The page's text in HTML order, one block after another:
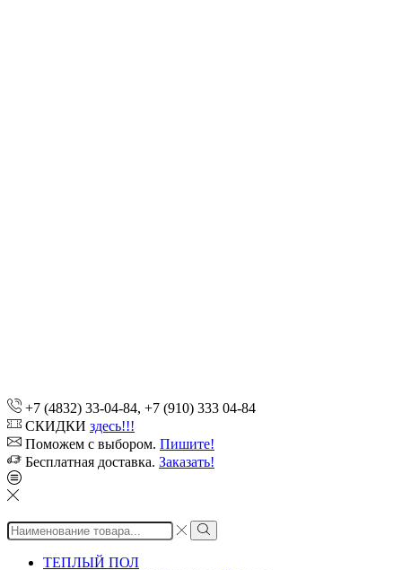
+7 (4832) 33-04-84, +7 (910) 333 04-84
СКИДКИ здесь!!!
Поможем с выбором. Пишите!
Бесплатная доставка. Заказать!
Search
input
ТЕПЛЫЙ ПОЛ